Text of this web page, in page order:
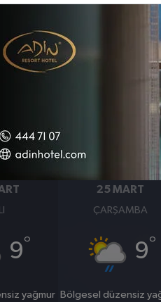
9°
yağmur
25 MART
ÇARŞAMBA
9°
Bölgesel düzensiz